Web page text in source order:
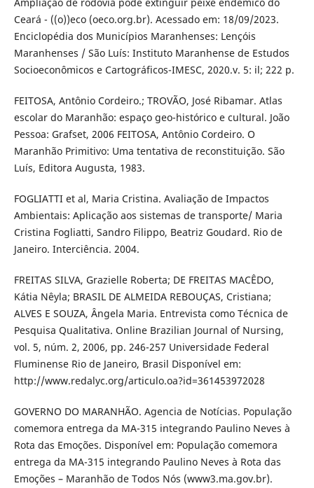
Ceará - ((o))eco (oeco.org.br). Acessado em: 18/09/2023.
Enciclopédia dos Municípios Maranhenses: Lençóis
Maranhenses / São Luís: Instituto Maranhense de Estudos
Socioeconômicos e Cartográficos-IMESC, 2020.v. 5: il; 222 p.
FEITOSA, Antônio Cordeiro.; TROVÃO, José Ribamar. Atlas
escolar do Maranhão: espaço geo-histórico e cultural. João
Pessoa: Grafset, 2006 FEITOSA, Antônio Cordeiro. O
Maranhão Primitivo: Uma tentativa de reconstituição. São
Luís, Editora Augusta, 1983.
FOGLIATTI et al, Maria Cristina. Avaliação de Impactos
Ambientais: Aplicação aos sistemas de transporte/ Maria
Cristina Fogliatti, Sandro Filippo, Beatriz Goudard. Rio de
Janeiro. Interciência. 2004.
FREITAS SILVA, Grazielle Roberta; DE FREITAS MACÊDO,
Kátia Nêyla; BRASIL DE ALMEIDA REBOUÇAS, Cristiana;
ALVES E SOUZA, Ângela Maria. Entrevista como Técnica de
Pesquisa Qualitativa. Online Brazilian Journal of Nursing,
vol. 5, núm. 2, 2006, pp. 246-257 Universidade Federal
Fluminense Rio de Janeiro, Brasil Disponível em:
http://www.redalyc.org/articulo.oa?id=361453972028
GOVERNO DO MARANHÃO. Agencia de Notícias. População
comemora entrega da MA-315 integrando Paulino Neves à
Rota das Emoções. Disponível em: População comemora
entrega da MA-315 integrando Paulino Neves à Rota das
Emoções – Maranhão de Todos Nós (www3.ma.gov.br).